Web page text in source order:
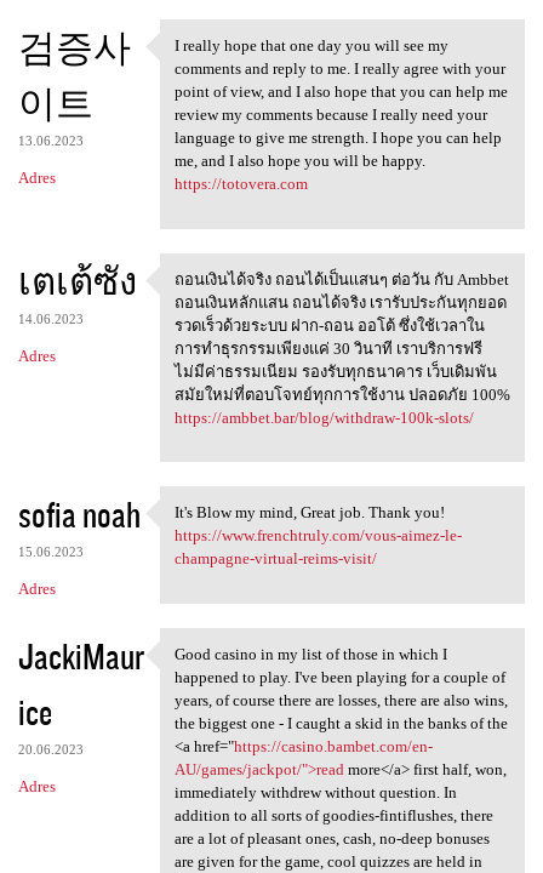
검증사
이트
13.06.2023
Adres
I really hope that one day
I really hope that one day you will see my
comments and reply to me. I really agree with your
point of view, and I also hope that you can help me
review my comments because I really need your
language to give me strength. I hope you can help
me, and I also hope you will be happy.
https://totovera.com
เตเต้ซัง
14.06.2023
Adres
ถอนเงินได้จริง
ถอนเงินได้จริง ถอนได้เป็นเเสนๆ ต่อวัน กับ Ambbet
ถอนเงินหลักแสน ถอนได้จริง เรารับประกันทุกยอด
รวดเร็วด้วยระบบ ฝาก-ถอน ออโต้ ซึ่งใช้เวลาใน
การทำธุรกรรมเพียงแค่ 30 วินาที เราบริการฟรี
ไม่มีค่าธรรมเนียม รองรับทุกธนาคาร เว็บเดิมพัน
สมัยใหม่ที่ตอบโจทย์ทุกการใช้งาน ปลอดภัย 100%
https://ambbet.bar/blog/withdraw-100k-slots/
sofia noah
15.06.2023
Adres
It's Blow my mind, Great job
It's Blow my mind, Great job. Thank you!
https://www.frenchtruly.com/vous-aimez-le-
champagne-virtual-reims-visit/
JackiMaur
ice
20.06.2023
Adres
Good casino in my list of
Good casino in my list of those in which I
happened to play. I've been playing for a couple of
years, of course there are losses, there are also wins,
the biggest one - I caught a skid in the banks of the
<a href="https://casino.bambet.com/en-
AU/games/jackpot/">read more</a> first half, won,
immediately withdrew without question. In
addition to all sorts of goodies-fintiflushes, there
are a lot of pleasant ones, cash, no-deep bonuses
are given for the game, cool quizzes are held in